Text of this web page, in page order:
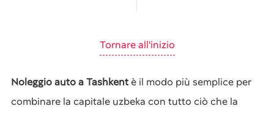
Tornare all'inizio
Noleggio auto a Tashkentè il modo più semplice per
combinare la capitale uzbeka con tutto ciò che la